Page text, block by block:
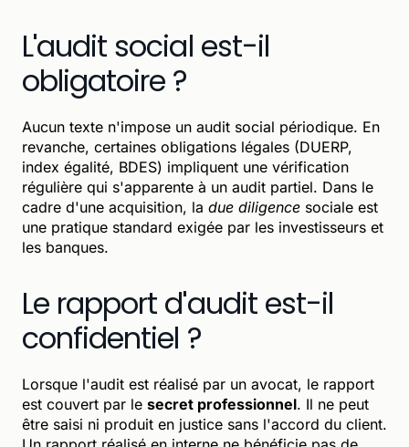
L'audit social est-il
obligatoire ?
Aucun texte n'impose un audit social périodique. En
revanche, certaines obligations légales (DUERP,
index égalité, BDES) impliquent une vérification
régulière qui s'apparente à un audit partiel. Dans le
cadre d'une acquisition, la due diligence sociale est
une pratique standard exigée par les investisseurs et
les banques.
Le rapport d'audit est-il
confidentiel ?
Lorsque l'audit est réalisé par un avocat, le rapport
est couvert par le secret professionnel. Il ne peut
être saisi ni produit en justice sans l'accord du client.